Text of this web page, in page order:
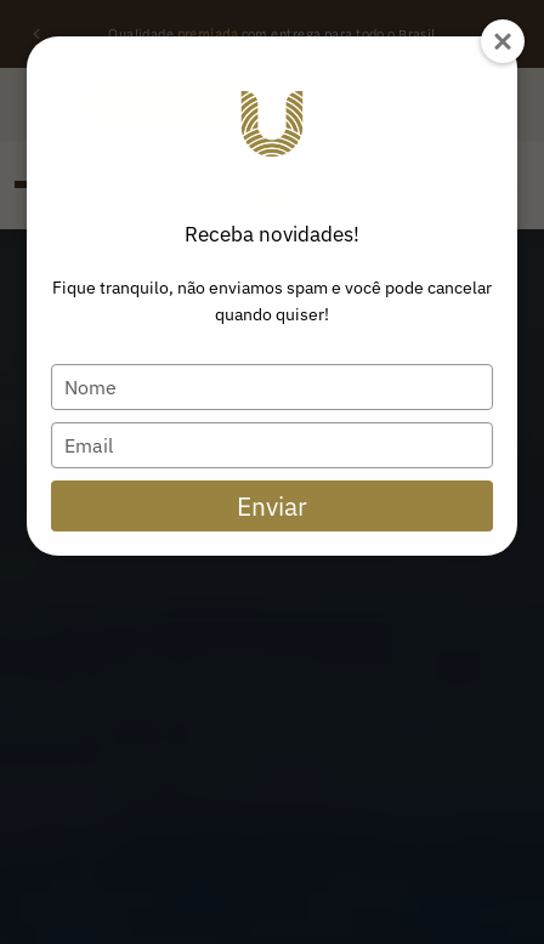
Descubracupons de descontoe garantafrete grátis CLIQUE AQUI
ONDE ENCONTRAR
Buscar produtos:
Receba novidades!
Fique tranquilo, não enviamos spam e você pode cancelar
quando quiser!
Type
your
name
Type
your
email
Enviar